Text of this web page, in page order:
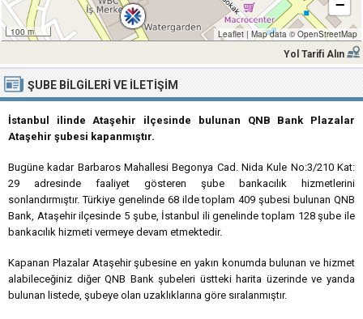
100 m
−
Leaflet | Map data ©OpenStreetMap
Yol Tarifi Alın
ŞUBE BILGILERI VE İLETIŞIM
İstanbul ilinde Ataşehir ilçesinde bulunan QNB Bank Plazalar
Ataşehir şubesi kapanmıştır.
Bugüne kadar Barbaros Mahallesi Begonya Cad. Nida Kule No:3/210 Kat:
29 adresinde faaliyet gösteren şube bankacılık hizmetlerini
sonlandırmıştır. Türkiye genelinde 68 ilde toplam 409 şubesi bulunan QNB
Bank, Ataşehir ilçesinde 5 şube, İstanbul ili genelinde toplam 128 şube ile
bankacılık hizmeti vermeye devam etmektedir.
Kapanan Plazalar Ataşehir şubesine en yakın konumda bulunan ve hizmet
alabileceğiniz diğer QNB Bank şubeleri üstteki harita üzerinde ve yanda
bulunan listede, şubeye olan uzaklıklarına göre sıralanmıştır.